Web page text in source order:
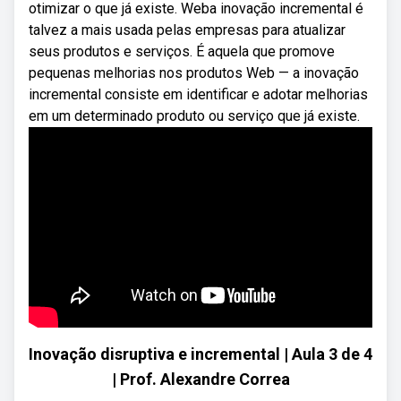
otimizar o que já existe. Weba inovação incremental é
talvez a mais usada pelas empresas para atualizar
seus produtos e serviços. É aquela que promove
pequenas melhorias nos produtos Web — a inovação
incremental consiste em identificar e adotar melhorias
em um determinado produto ou serviço que já existe.
Inovação disruptiva e incremental | Aula 3 de 4
| Prof. Alexandre Correa